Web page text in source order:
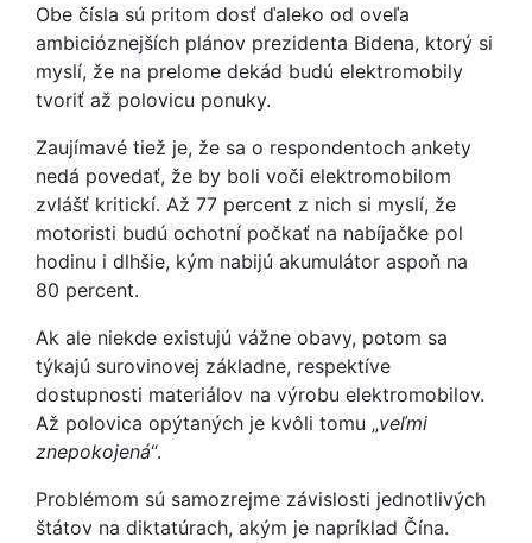
Obe čísla sú pritom dosť ďaleko od oveľa
ambicióznejších plánov prezidenta Bidena, ktorý si
myslí, že na prelome dekád budú elektromobily
tvoriť až polovicu ponuky.
Zaujímavé tiež je, že sa o respondentoch ankety
nedá povedať, že by boli voči elektromobilom
zvlášť kritickí. Až 77 percent z nich si myslí, že
motoristi budú ochotní počkať na nabíjačke pol
hodinu i dlhšie, kým nabijú akumulátor aspoň na
80 percent.
Ak ale niekde existujú vážne obavy, potom sa
týkajú surovinovej základne, respektíve
dostupnosti materiálov na výrobu elektromobilov.
Až polovica opýtaných je kvôli tomu „veľmi
znepokojená“.
Problémom sú samozrejme závislosti jednotlivých
štátov na diktatúrach, akým je napríklad Čína.